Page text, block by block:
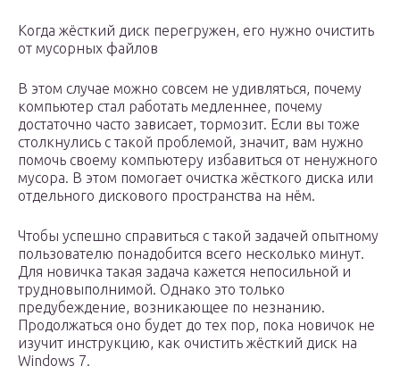
Когда жёсткий диск перегружен, его нужно очистить
от мусорных файлов
В этом случае можно совсем не удивляться, почему
компьютер стал работать медленнее, почему
достаточно часто зависает, тормозит. Если вы тоже
столкнулись с такой проблемой, значит, вам нужно
помочь своему компьютеру избавиться от ненужного
мусора. В этом помогает очистка жёсткого диска или
отдельного дискового пространства на нём.
Чтобы успешно справиться с такой задачей опытному
пользователю понадобится всего несколько минут.
Для новичка такая задача кажется непосильной и
трудновыполнимой. Однако это только
предубеждение, возникающее по незнанию.
Продолжаться оно будет до тех пор, пока новичок не
изучит инструкцию, как очистить жёсткий диск на
Windows 7.